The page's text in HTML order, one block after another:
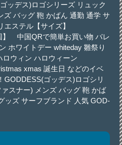
ッデス)ロゴシリーズ リュック
ズ バッグ 鞄 かばん 通勤 通学 サ
ステル【サイズ】
】 中国QRで簡単お買い物 バレ
ホワイトデー whiteday 雛祭り
ウィン ハロウィーン
xmas 誕生日 などのイベ
GODDESS(ゴッデス)ロゴシリ
スナー) メンズ バッグ 鞄 かば
ッズ サーフブランド 人気 GOD-